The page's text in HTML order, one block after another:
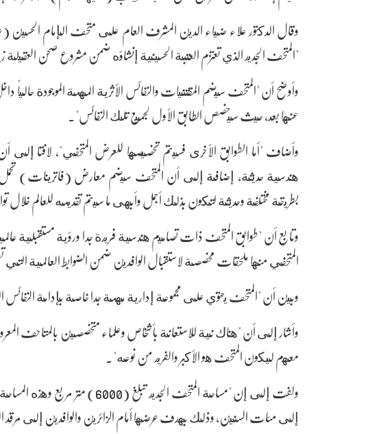
وقال الدكتور علاء ضياء الدين المشرف العام على متحف الإمام
"المتحف الجديد الذي تعتزم العتبة الحسينية إنشاؤه ضمن مشروع صحن
وأوضح أن "المتحف سيضم المقتنيات والنفائس الأثرية المهمة الموجودة
عنها بعد، حيث سيخصص الطابق الأول لجميع تلك النفائس".
وأضاف "أما الطوابق الأخرى فسيتم تخصيصها للعرض المتحفي"، لافتا
هندسية حديثة، إضافة إلى أن المتحف سيضم معارض (فاترينات)
بطريقة مختلفة وحديثة لتكون بذلك أجمل وأبهى ما سيتم تقديمه للعالم خلال
وتابع أن "طوابق المتحف ذات تصاميم هندسية فريدة جدا ورؤية مستقبلية
المتحفي منها ملحقات مخصصة لاستقبال الوافدين ضمن الضوابط العالمية
وبين أن "المتحف يحتوي على مجموعة إدارية مهمة جدا خاصة بإدامة النفائس
وأشار إلى أن "هناك نية للاستعانة بأشخاص وعلماء متخصصين بالمتاحف
معهم ليكون المتحف هو الأكبر والفريد من نوعه".
ولفت إلى إن "مساحة المتحف
إلى مئات السنين، وذلك بهدف عرضها أمام الزائرين والوافدين إلى